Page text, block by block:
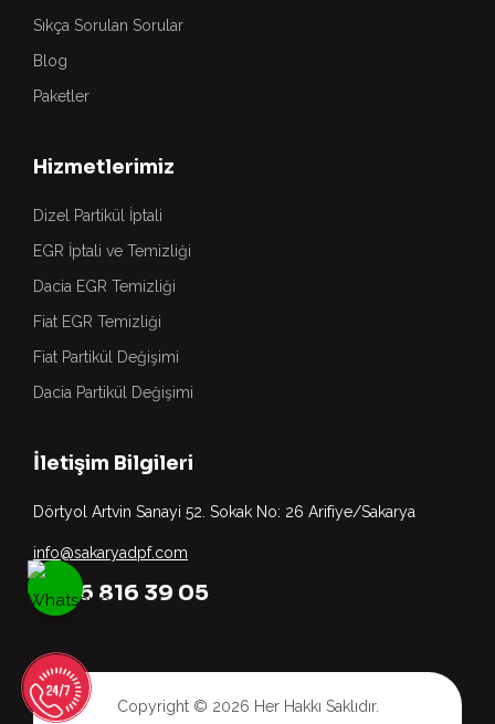
Sıkça Sorulan Sorular
Blog
Paketler
Hizmetlerimiz
Dizel Partikül İptali
EGR İptali ve Temizliği
Dacia EGR Temizliği
Fiat EGR Temizliği
Fiat Partikül Değişimi
Dacia Partikül Değişimi
İletişim Bilgileri
Dörtyol Artvin Sanayi 52. Sokak No: 26 Arifiye/Sakarya
0536 816 39 05
info@sakaryadpf.com
Copyright © 2026 Her Hakkı Saklıdır.